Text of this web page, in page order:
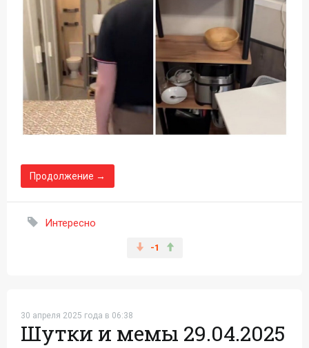
Продолжение →
Интересно
-1
30 апреля 2025 года в 06:38
Шутки и мемы 29.04.2025